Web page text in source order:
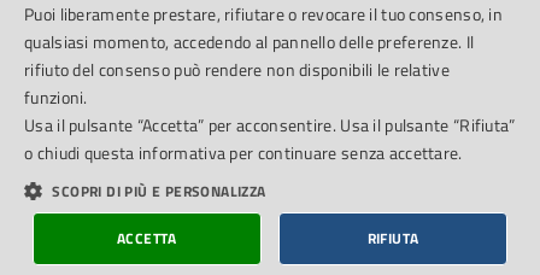
SEGUICI SU
Facebook
Cookie Policy
Piano di miglioramento del sito
Credits
Puoi liberamente prestare, rifiutare o revocare il tuo consenso, in
qualsiasi momento, accedendo al pannello delle preferenze. Il
rifiuto del consenso può rendere non disponibili le relative
funzioni.
Usa il pulsante “Accetta” per acconsentire. Usa il pulsante “Rifiuta”
o chiudi questa informativa per continuare senza accettare.
SCOPRI DI PIÙ E PERSONALIZZA
ACCETTA RIFIUTA